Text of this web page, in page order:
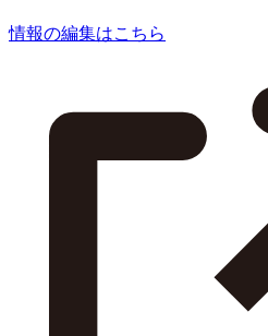
情報の編集はこちら